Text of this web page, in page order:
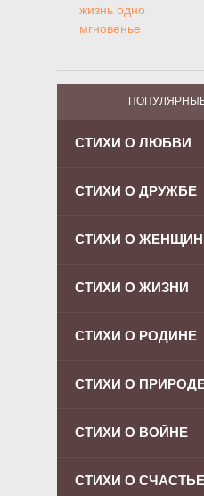
жизнь одно
мгновенье
СТИХИ О ЛЮБВИ
СТИХИ О ДРУЖБЕ
СТИХИ О
СТИХИ О ЖИЗНИ
СТИХИ О РОДИНЕ
СТИХИ О
СТИХИ О ВОЙНЕ
СТИХИ О СЧАСТЬЕ